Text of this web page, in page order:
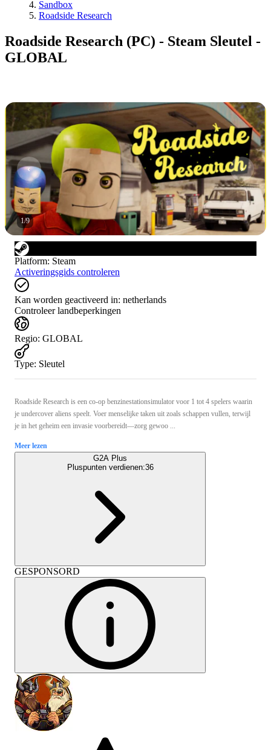
Sandbox
Roadside Research
Roadside Research (PC) - Steam Sleutel -
GLOBAL
1/9
Platform: Steam
Activeringsgids controleren
Kan worden geactiveerd in: netherlands
Controleer landbeperkingen
Regio: GLOBAL
Type: Sleutel
Roadside Research is een co-op benzinestationsimulator voor 1 tot 4 spelers waarin
je undercover aliens speelt. Voer menselijke taken uit zoals schappen vullen, terwijl
je in het geheim een invasie voorbereidt—zorg gewoo ...
Meer lezen
G2A Plus
Pluspunten verdienen:36
GESPONSORD